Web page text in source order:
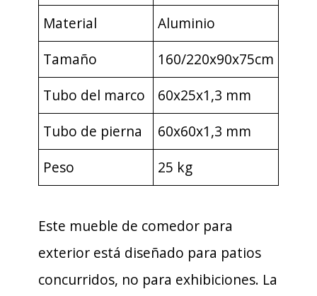
Material
Aluminio
Tamaño
160/220x90x75cm
Tubo del marco
60x25x1,3 mm
Tubo de pierna
60x60x1,3 mm
Peso
25 kg
Este mueble de comedor para
exterior está diseñado para patios
concurridos, no para exhibiciones. La